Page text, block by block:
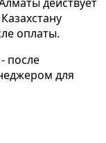
оплаты.
после
для